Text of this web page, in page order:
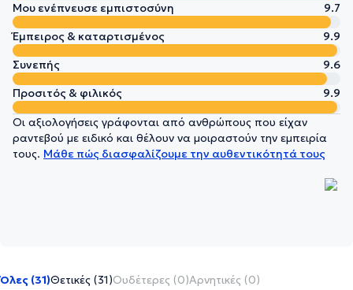
Μου ενέπνευσε εμπιστοσύνη
9.7
Έμπειρος & καταρτισμένος
9.9
Συνεπής
9.6
Προσιτός & φιλικός
9.9
Οι αξιολογήσεις γράφονται από ανθρώπους που είχαν
ραντεβού με ειδικό και θέλουν να μοιραστούν την εμπειρία
τους. Μάθε πώς διασφαλίζουμε την αυθεντικότητά τους
Όλες (31)Θετικές (31)Ουδέτερες (0)Αρνητικές (0)